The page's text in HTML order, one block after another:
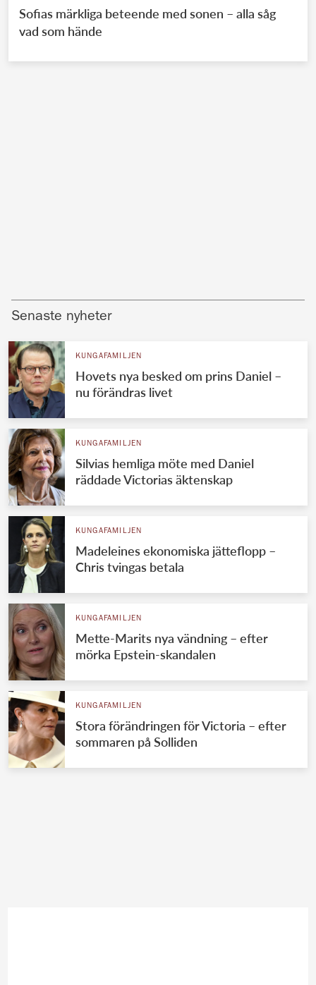
Sofias märkliga beteende med sonen – alla såg
vad som hände
Senaste nyheter
KUNGAFAMILJEN
Hovets nya besked om prins Daniel –
nu förändras livet
KUNGAFAMILJEN
Silvias hemliga möte med Daniel
räddade Victorias äktenskap
KUNGAFAMILJEN
Madeleines ekonomiska jätteflopp –
Chris tvingas betala
KUNGAFAMILJEN
Mette-Marits nya vändning – efter
mörka Epstein-skandalen
KUNGAFAMILJEN
Stora förändringen för Victoria – efter
sommaren på Solliden